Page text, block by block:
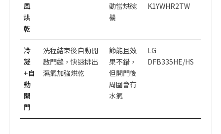
風
烘
乾
動當烘碗
機
K1YWHR2TW
冷
凝
+自
動
開
門
洗程結束後自動開
啟門縫，快速排出
濕氣加強烘乾
節能且效
果不錯，
但開門後
周圍會有
水氣
LG
DFB335HE/HS